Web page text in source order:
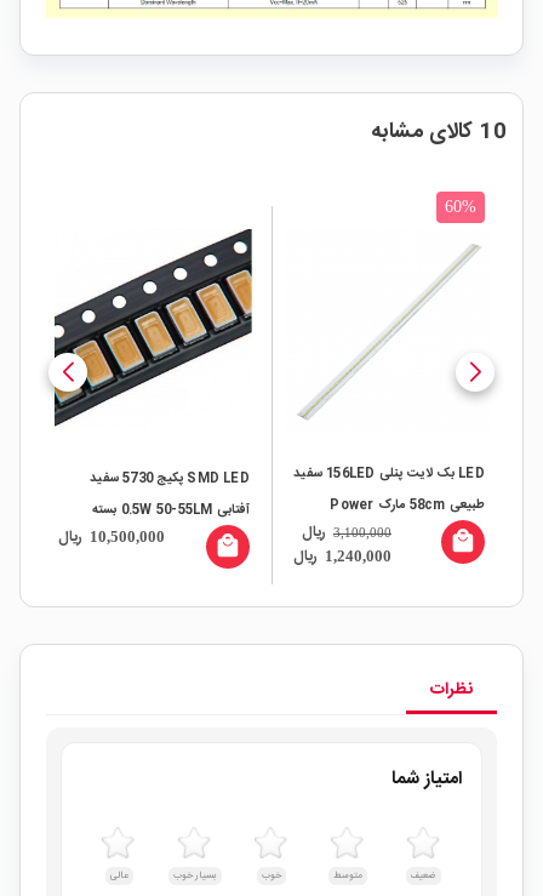
10 کالای مشابه
60%
LED بک لایت پنلی 156LED سفید
طبیعی 58cm مارک Power
Light
1,240,000 ریال
3,100,000 ریال local_mall
SMD LED پکیج 5730 سفید
آفتابی 0.5W 50-55LM بسته
1000 تایی
10,500,000 ریال local_mall
نظرات
امتیاز شما
ضعیف متوسط خوب بسیار خوب عالی